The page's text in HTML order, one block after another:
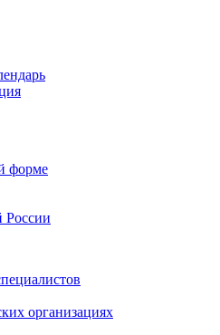
форме
России
организациях